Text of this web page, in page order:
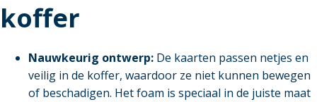
koffer
Nauwkeurig ontwerp: De kaarten passen netjes en
veilig in de koffer, waardoor ze niet kunnen bewegen
of beschadigen. Het foam is speciaal in de juiste maat